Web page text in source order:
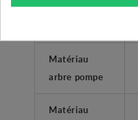
Matériau
Matériau
arbre pompe
Matériau